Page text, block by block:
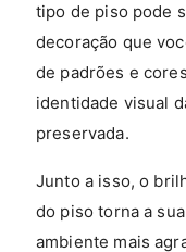
tipo de piso pode
decoração que
de padrões e
identidade visual
preservada.
Junto a isso, o
do piso torna a
ambiente mais